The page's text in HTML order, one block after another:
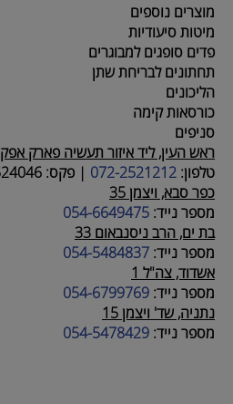
מוצרים נוספים
מיטות סיעודיות
פדים סופגים למבוגרים
תחתונים לבריחת שתן
הליכונים
כורסאות קימה
סניפים
ראש העין, ליד איזור תעשיה פארק אפק
טלפון: 072-2521212
| פקס:
כפר סבא, ויצמן 35
מספר נייד: 054-6649475
בת ים, הרב ניסנבאום 33
מספר נייד: 054-5484837
אשדוד, צה"ל 1
מספר נייד: 054-6799769
נתניה, שד' ויצמן 15
מספר נייד: 054-5478429